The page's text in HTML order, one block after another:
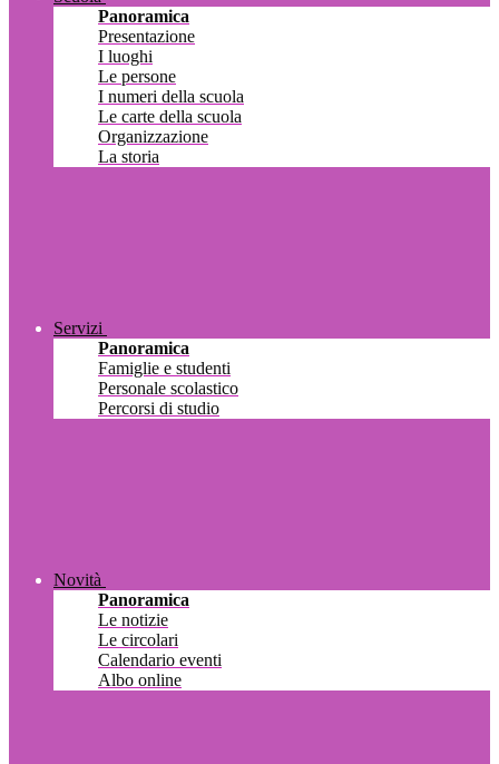
Panoramica
Presentazione
I luoghi
Le persone
I numeri della scuola
Le carte della scuola
Organizzazione
La storia
Servizi
Panoramica
Famiglie e studenti
Personale scolastico
Percorsi di studio
Novità
Panoramica
Le notizie
Le circolari
Calendario eventi
Albo online